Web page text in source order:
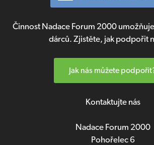
Činnost Nadace Forum 2000
dárců. Zjistěte, jak podpořit
Jak nás můžete
Kontaktujte nás
Nadace Forum 2000
Pohořelec 6